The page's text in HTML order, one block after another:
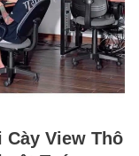
Cày View Thô